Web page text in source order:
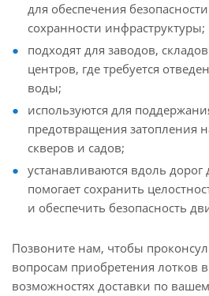
для обеспечения
сохранности инфраструктуры;
подходят для заводов,
центров, где требуется
воды;
используются для
предотвращения затопления
скверов и садов;
устанавливаются вдоль
помогает сохранить
и обеспечить безопасность
Позвоните нам, чтобы
вопросам приобретения лотков
возможностях доставки по